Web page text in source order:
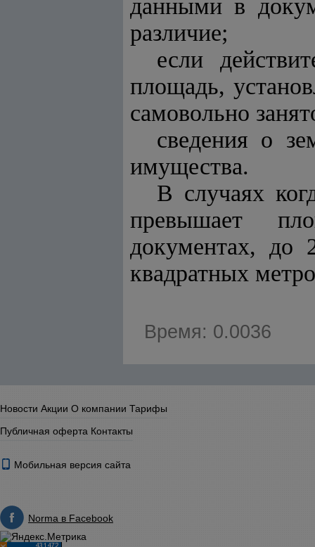
данными в
различие;
если
площадь,
самовольно
сведения о
имущества.
В случаях
превышает
документах, до
квадратных
Время: 0.0036
Новости Акции О компании Тарифы
Публичная оферта Контакты
Мобильная версия сайта
Norma в Facebook